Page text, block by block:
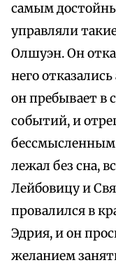
самым
управляли
Олшуэн. Он
него
он пребывает в
событий, и
лежал без сна,
Лейбовицу и
провалился в
Эдрия, и он
желанием